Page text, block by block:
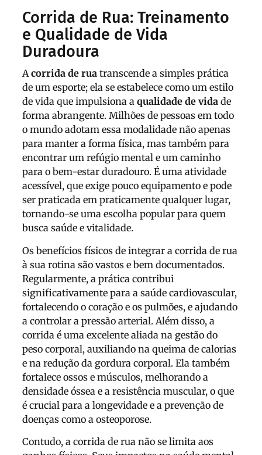
Corrida de Rua: Treinamento
e Qualidade de Vida
Duradoura
Acorrida de rua transcende a simples prática
de um esporte; ela se estabelece como um estilo
de vida que impulsiona a qualidade de vida de
forma abrangente. Milhões de pessoas em todo
o mundo adotam essa modalidade não apenas
para manter a forma física, mas também para
encontrar um refúgio mental e um caminho
para o bem-estar duradouro. É uma atividade
acessível, que exige pouco equipamento e pode
ser praticada em praticamente qualquer lugar,
tornando-se uma escolha popular para quem
busca saúde e vitalidade.
Os benefícios físicos de integrar a corrida de rua
à sua rotina são vastos e bem documentados.
Regularmente, a prática contribui
significativamente para a saúde cardiovascular,
fortalecendo o coração e os pulmões, e ajudando
a controlar a pressão arterial. Além disso, a
corrida é uma excelente aliada na gestão do
peso corporal, auxiliando na queima de calorias
e na redução da gordura corporal. Ela também
fortalece ossos e músculos, melhorando a
densidade óssea e a resistência muscular, o que
é crucial para a longevidade e a prevenção de
doenças como a osteoporose.
Contudo, a corrida de rua não se limita aos